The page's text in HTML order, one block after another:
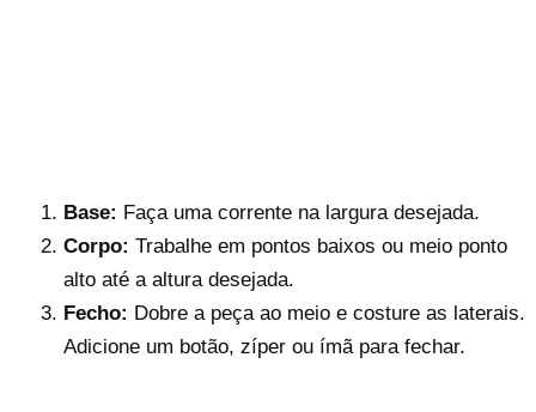
Base: Faça uma corrente na largura desejada.
Corpo: Trabalhe em pontos baixos ou meio ponto
alto até a altura desejada.
Fecho: Dobre a peça ao meio e costure as laterais.
Adicione um botão, zíper ou ímã para fechar.